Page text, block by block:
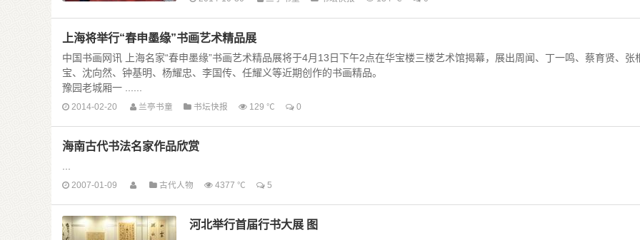
上海将举行“春申墨缘”书画艺术精品展
中国书画网讯 上海名家“春申墨缘”书画艺术精品展将于4月13日下午2点在华宝楼三楼艺术馆揭幕，展出周闻、丁一鸣、蔡育贤、张
宝、沈向然、钟基明、杨耀忠、李国传、任耀义等近期创作的书画精品。
豫园老城厢一 ......
2014-02-20 兰亭书童 书坛快报 129 ℃ 0
海南古代书法名家作品欣赏
2007-01-09 古代人物 4377 ℃ 5
河北举行首届行书大展 图